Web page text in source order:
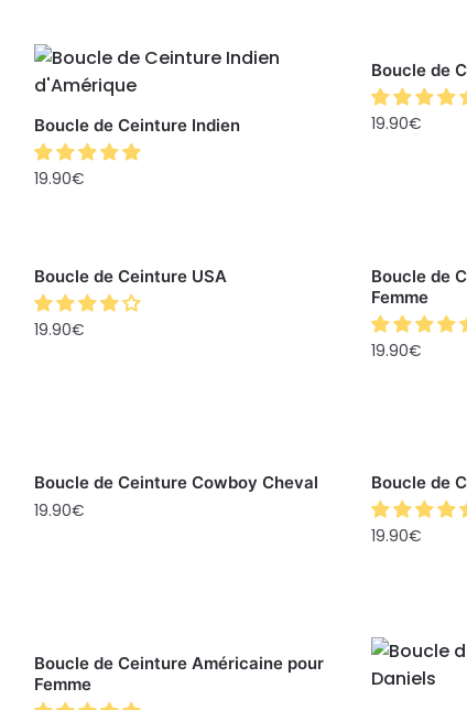
Boucle de Ceinture Indien
19.90€
Boucle de
19.90€
Boucle de Ceinture USA
19.90€
Boucle de
Femme
19.90€
Boucle de Ceinture Cowboy Cheval
19.90€
Boucle de
19.90€
Boucle de Ceinture Américaine pour
Femme